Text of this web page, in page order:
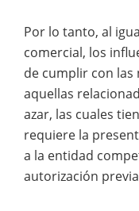
Por lo tanto, al
comercial, los
de cumplir con las
aquellas
azar, las cuales
requiere la
a la entidad
autorización